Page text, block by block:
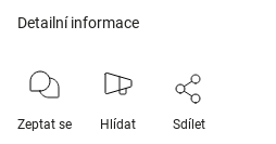
Detailní informace
Zeptat se Hlídat Sdílet